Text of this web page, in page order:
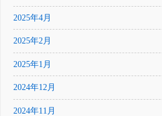
2025年4月
2025年2月
2025年1月
2024年12月
2024年11月